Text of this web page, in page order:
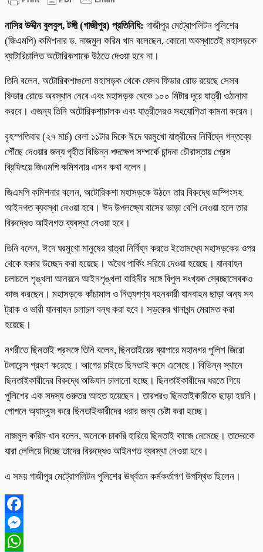
নাসির উদ্দীন বুলবুল, টঙ্গী (গাজীপুর) প্রতিনিধি: গাজীপুর মেট্রোপলিটন পুলিশের
(জিএমপি) কমিশনার ড. নাজমুল করিম খান বলেছেন, কোনো অবস্থাতেই মহাসড়কে
ব্যাটারিচালিত অটোরিকশাকে উঠতে দেওয়া হবে না।
তিনি বলেন, অটোরিকশাগুলো মহাসড়ক থেকে যেসব ফিডার রোড রয়েছে সেসব
ফিডার রোডে অবস্থান নেবে এবং মহাসড়ক থেকে ১০০ মিটার দূরে যাত্রী ওঠানামা
করবে। এজন্য তিনি অটোরিকশাচালক এবং যাত্রীদেরও সহযোগিতা কামনা করেন।
বৃহস্পতিবার (২৭ মার্চ) বেলা ১১টার দিকে ঈদে ঘরমুখো যাত্রীদের নির্বিঘ্নে গন্তব্যে
পৌঁছে দেওয়ার জন্য গৃহীত বিভিন্ন পদক্ষেপ সম্পর্কে চান্দনা চৌরাস্তায় প্রেস
ব্রিফিংয়ে জিএমপি কমিশনার এসব কথা বলেন।
জিএমপি কমিশনার বলেন, অটোরিকশা মহাসড়কে উঠলে তার বিরুদ্ধে ডাম্পিংসহ
আইনগত ব্যবস্থা নেওয়া হবে। ঈদ উপলক্ষ্যে বাসের ভাড়া বেশি নেওয়া হলে তার
বিরুদ্ধেও আইনগত ব্যবস্থা নেওয়া হবে।
তিনি বলেন, ঈদে ঘরমুখো মানুষের যাত্রা নির্বিঘ্ন করতে ইতোমধ্যে মহাসড়কের ওপর
থেকে হকার উচ্ছেদ করা হয়েছে। অবৈধ পার্কিং সরিয়ে দেওয়া হয়েছে। যানবাহন
চলাচলে শৃঙ্খলা আনয়নে আইনশৃঙ্খলা বাহিনীর সঙ্গে বিপুল সংখ্যক স্বেচ্ছাসেবকও
কাজ করছেন। মহাসড়কে কাঁচামাল ও নিত্যপণ্য বহনকারী যানবাহন ছাড়া অন্য সব
ট্রাক ও ভারী যানবাহন চলাচল বন্ধ করা হবে। সড়কের খানাখন্দ মেরামত করা
হয়েছে।
নগরীতে ছিনতাই প্রসঙ্গে তিনি বলেন, ছিনতাইয়ের ব্যাপারে মহানগর পুলিশ জিরো
টলারেন্স গ্রহণ করেছে। আগের চাইতে ছিনতাই কমে এসেছে। বিভিন্ন স্থানে
ছিনতাইকারীদের বিরুদ্ধে অভিযান চালানো হচ্ছে। ছিনতাইকারীদের ধরতে গিয়ে
পুলিশের এক সদস্য গুরুতর আহত হয়েছেন। তারপরও ছিনতাইকারীকে ছাড়া হয়নি।
গোপনে অ্যাম্বুস করে ছিনতাইকারীদের ধরার জন্য চেষ্টা করা হচ্ছে।
নাজমুল করিম খান বলেন, অনেকে চাকরি হারিয়ে ছিনতাই কাজে নেমেছে। তাদেরকে
যারা লেলিয়ে দিচ্ছে তাদের বিরুদ্ধেও আইনগত ব্যবস্থা নেওয়া হবে।
এ সময় গাজীপুর মেট্রোপলিটন পুলিশের ঊর্ধ্বতন কর্মকর্তাগণ উপস্থিত ছিলেন।
Facebook
Messenger